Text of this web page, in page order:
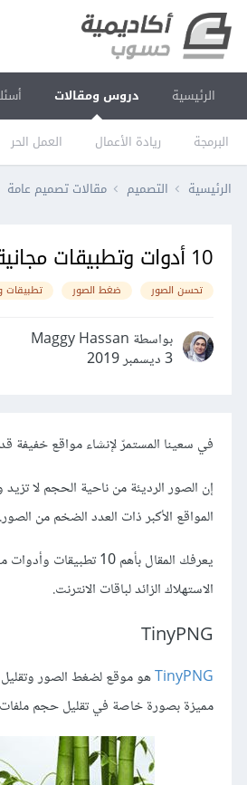
الرئيسية دروس ومقالات
البرمجة ريادة الأعمال العمل الحر
الرئيسية التصميم مقالات تصميم عامة
10 أدوات وتطبيقات مجانية تسهل عليك تحسين الصور
تحسن الصور ضغط الصور تطبيقات
بواسطة Maggy Hassan
3 ديسمبر 2019
في سعينا المستمرّ لإنشاء مواقع خفيفة
إن الصور الرديئة من ناحية الحجم لا
المواقع الأكبر ذات العدد الضخم من الصور.
يعرفك المقال بأهم
الاستهلاك الزائد لباقات الانترنت.
TinyPNG
TinyPNG
مميزة بصورة خاصة في تقليل حجم ملفات PNG الشفافة المعقدة بشكل ملحوظ.